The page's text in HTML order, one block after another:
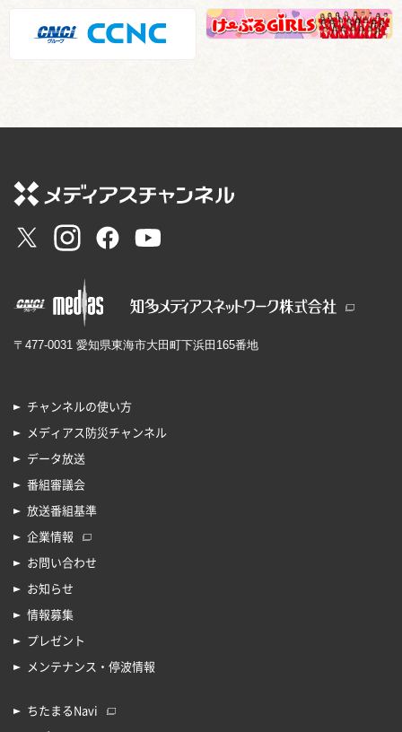
〒477-0031 愛知県東海市大田町下浜田165番地
チャンネルの使い方
メディアス防災チャンネル
データ放送
番組審議会
放送番組基準
企業情報
お問い合わせ
お知らせ
情報募集
プレゼント
メンテナンス・停波情報
ちたまるNavi